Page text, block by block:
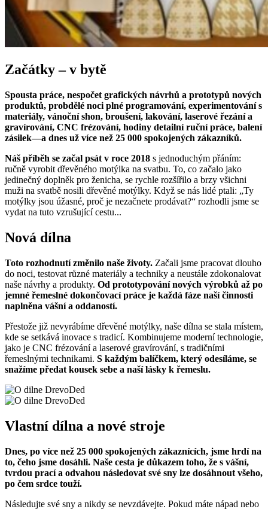
Začátky – v bytě
Spousta práce, nespočet grafických návrhů a prototypů nových
produktů, probdělé noci plné programování, experimentování s
materiály, vánoční shon, broušení, lakování, laserové řezání a
gravírování, CNC frézování, hodiny detailní ruční práce, balení
zásilek—a dnes už více než 25 000 spokojených zákazníků.
Náš příběh se začal psát v roce 2018 s jednoduchým přáním:
ručně vyrobit dřevěného motýlka na svatbu. To, co začalo jako
jedinečný doplněk pro ženicha, se rychle rozšířilo a brzy všichni
muži na svatbě nosili dřevěné motýlky. Když se nás lidé ptali: „Ty
motýlky jsou úžasné, proč je nezačnete prodávat?“ rozhodli jsme se
vydat na tuto vzrušující cestu...
Nová dílna
Toto rozhodnutí změnilo naše životy. Začali jsme pracovat dlouho
do noci, testovat různé materiály a techniky a neustále zdokonalovat
naše návrhy a produkty. Od prototypování nových výrobků až po
jemné řemeslné dokončovací práce je každá fáze naší činnosti
naplněna vášní a oddaností.
Přestože již nevyrábíme dřevěné motýlky, naše dílna se stala místem,
kde se setkává inovace s tradicí. Kombinujeme moderní technologie,
jako je CNC frézování a laserové gravírování, s tradičními
řemeslnými technikami. S každým balíčkem, který odesíláme, se
snažíme předat kousek sebe a naší lásky k řemeslu.
Vlastní dílna a nové stroje
Dnes, po více než 25 000 spokojených zákaznících, jsme hrdí na
to, čeho jsme dosáhli. Naše cesta je důkazem toho, že s vášní,
tvrdou prací a odvahou následovat své sny lze dosáhnout všeho,
po čem srdce touží.
Následujte své sny a nikdy se nevzdávejte. Pokud máte nápad nebo